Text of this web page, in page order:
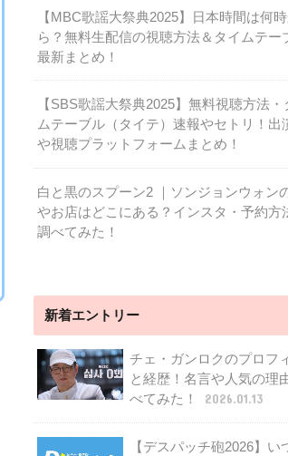
【MBC歌謡大祭典2025】日本時間は何
ら？無料生配信の視聴方法＆タイムテー
最新まとめ！
【SBS歌謡大祭典2025】無料視聴方法・
ムテーブル（タイテ）速報やセトリ！出
や視聴プラットフォームまとめ！
白と黒のスプーン2 ｜ソンジョンウォン
やお店はどこにある？インスタ・予約方
調べてみた！
新着エントリー
チェ・ガンロクのプロフ
と経歴！名言や人気の理
べてみた！
2026.01.13
【デスパッチ砲2026】い